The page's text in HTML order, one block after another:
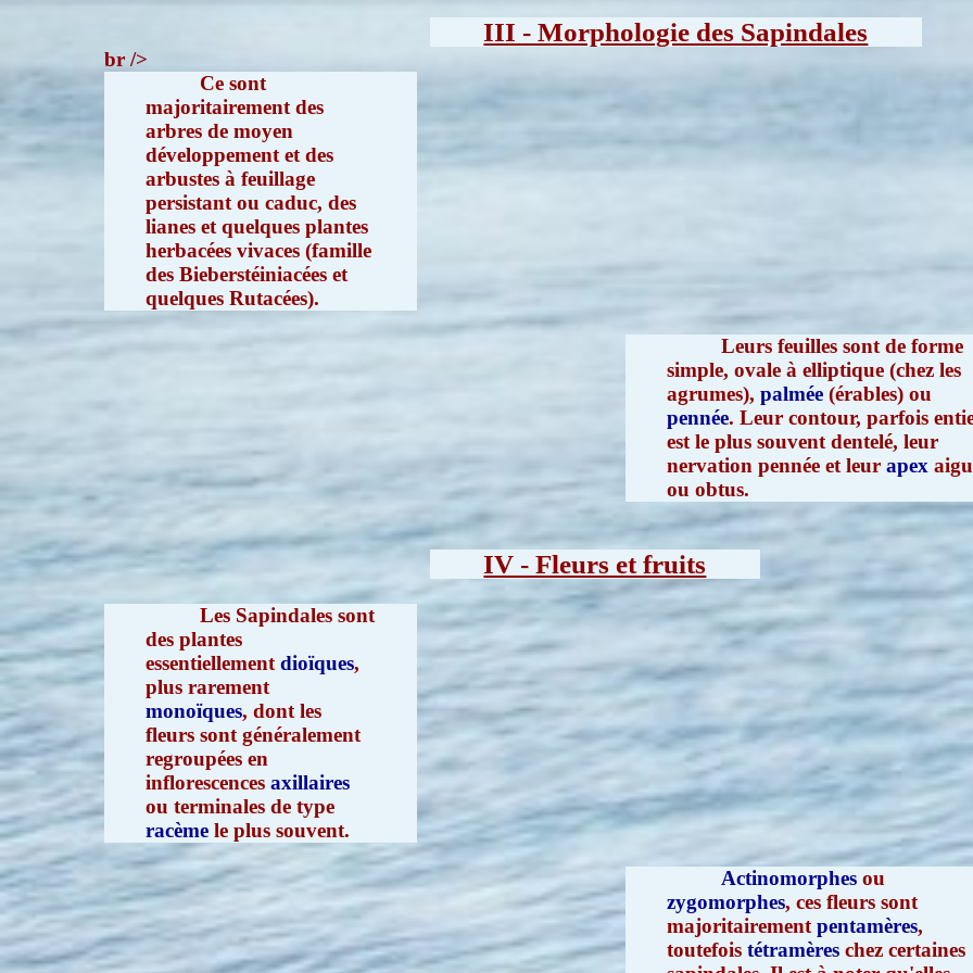
III - Morphologie des Sapindales
br />
Ce sont
majoritairement des
arbres de moyen
développement et des
arbustes à feuillage
persistant ou caduc, des
lianes et quelques plantes
herbacées vivaces (famille
des Bieberstéiniacées et
quelques Rutacées).
Leurs feuilles sont de forme
simple, ovale à elliptique (chez les
agrumes),palmée (érables) ou
pennée. Leur contour, parfois
est le plus souvent dentelé, leur
nervation pennée et leurapex aigu
ou obtus.
IV - Fleurs et fruits
Les Sapindales sont
des plantes
essentiellementdioïques,
plus rarement
monoïques, dont les
fleurs sont généralement
regroupées en
inflorescencesaxillaires
ou terminales de type
racème le plus souvent.
Actinomorphes ou
zygomorphes, ces fleurs sont
majoritairementpentamères,
toutefoistétramères chez certaines